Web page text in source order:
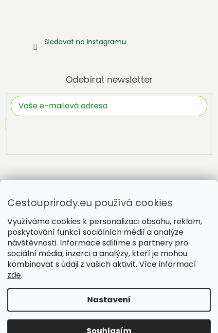
Cestouprirody.eu používá cookies
Využíváme cookies k personalizaci obsahu, reklam,
poskytování funkcí sociálních médií a analýze
návštěvnosti. Informace sdílíme s partnery pro
sociální média, inzerci a analýzy, kteří je mohou
kombinovat s údaji z vašich aktivit. Více informací
zde.
Nastavení
Sledovat na Instagramu
Odebírat newsletter
Vytvořil Shoptet
Copyright 2026